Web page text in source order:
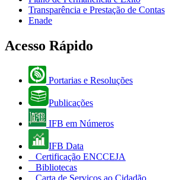
Transparência e Prestação de Contas
Enade
Acesso Rápido
Portarias e Resoluções
Publicações
IFB em Números
IFB Data
Certificação ENCCEJA
Bibliotecas